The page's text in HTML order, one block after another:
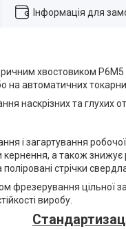
Інформація для
хвостовиком P6M5
на автоматичних
та глухих
і загартування
а також знижує
стрічки
фрезерування цільної
виробу.